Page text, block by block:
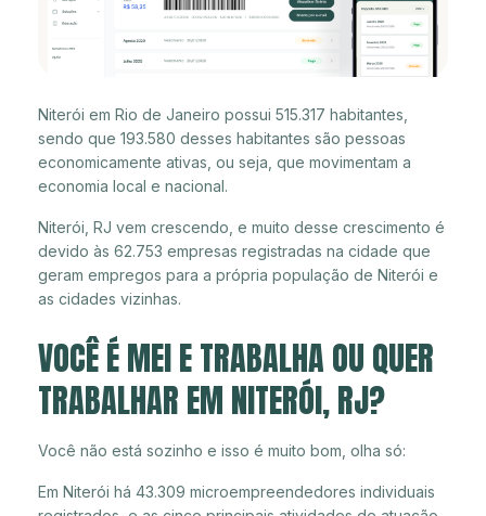
Niterói em Rio de Janeiro possui 515.317 habitantes,
sendo que 193.580 desses habitantes são pessoas
economicamente ativas, ou seja, que movimentam a
economia local e nacional.
Niterói, RJ vem crescendo, e muito desse crescimento é
devido às 62.753 empresas registradas na cidade que
geram empregos para a própria população de Niterói e
as cidades vizinhas.
VOCÊ É MEI E TRABALHA OU QUER
TRABALHAR EM NITERÓI, RJ?
Você não está sozinho e isso é muito bom, olha só:
Em Niterói há 43.309 microempreendedores individuais